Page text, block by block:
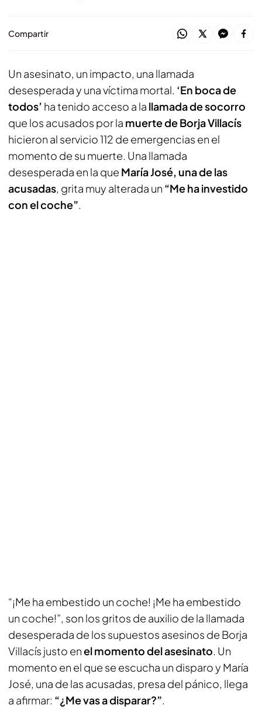
Compartir
Un asesinato, un impacto, una llamada
desesperada y una víctima mortal. ‘En boca de
todos’ ha tenido acceso a la llamada de socorro
que los acusados por la muerte de Borja Villacís
hicieron al servicio 112 de emergencias en el
momento de su muerte. Una llamada
desesperada en la que María José, una de las
acusadas, grita muy alterada un “Me ha investido
con el coche”.
“¡Me ha embestido un coche! ¡Me ha embestido
un coche!”, son los gritos de auxilio de la llamada
desesperada de los supuestos asesinos de Borja
Villacís justo enel momento del asesinato. Un
momento en el que se escucha un disparo y María
José, una de las acusadas, presa del pánico, llega
a afirmar: “¿Me vas a disparar?”.